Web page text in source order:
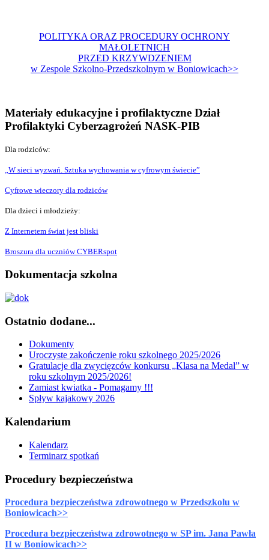
POLITYKA ORAZ PROCEDURY OCHRONY
MAŁOLETNICH
PRZED KRZYWDZENIEM
w Zespole Szkolno-Przedszkolnym w Boniowicach>>
Materiały edukacyjne i profilaktyczne Dział
Profilaktyki Cyberzagrożeń NASK-PIB
Dla rodziców:
„W sieci wyzwań. Sztuka wychowania w cyfrowym świecie”
Cyfrowe wieczory dla rodziców
Dla dzieci i młodzieży:
Z Internetem świat jest bliski
Broszura dla uczniów CYBERspot
Dokumentacja szkolna
Ostatnio dodane...
Dokumenty
Uroczyste zakończenie roku szkolnego 2025/2026
Gratulacje dla zwycięzców konkursu „Klasa na Medal” w
roku szkolnym 2025/2026!
Zamiast kwiatka - Pomagamy !!!
Spływ kajakowy 2026
Kalendarium
Kalendarz
Terminarz spotkań
Procedury bezpieczeństwa
Procedura bezpieczeństwa zdrowotnego w Przedszkolu w
Boniowicach>>
Procedura bezpieczeństwa zdrowotnego w SP im. Jana Pawła
II w Boniowicach>>